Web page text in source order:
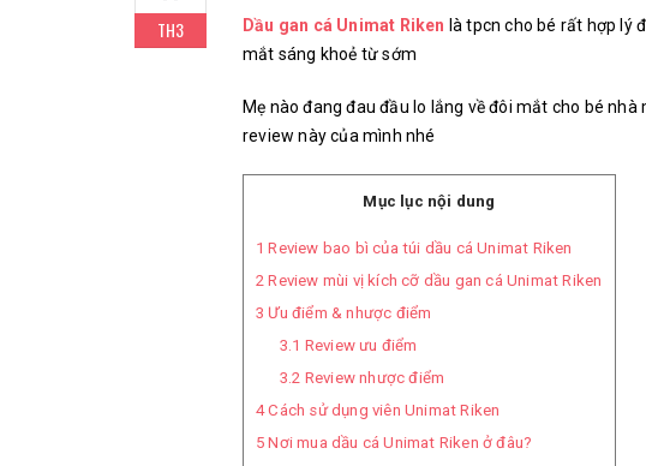
TH3 Dầu gan cá Unimat Riken làtpcn cho bé rất hợp lý
mắt sáng khoẻ từ sớm
Mẹ nào đang đau đầu lo lắng về đôi mắt cho bé
review này của mình nhé
Mục lục nội dung
1 Review bao bì của túi dầu cá Unimat Riken
2 Review mùi vị kích cỡ dầu gan cá Unimat Riken
3 Ưu điểm & nhược điểm
3.1 Review ưu điểm
3.2 Review nhược điểm
4Cách sử dụng viên Unimat Riken
5 Nơi mua dầu cá Unimat Riken ở đâu?